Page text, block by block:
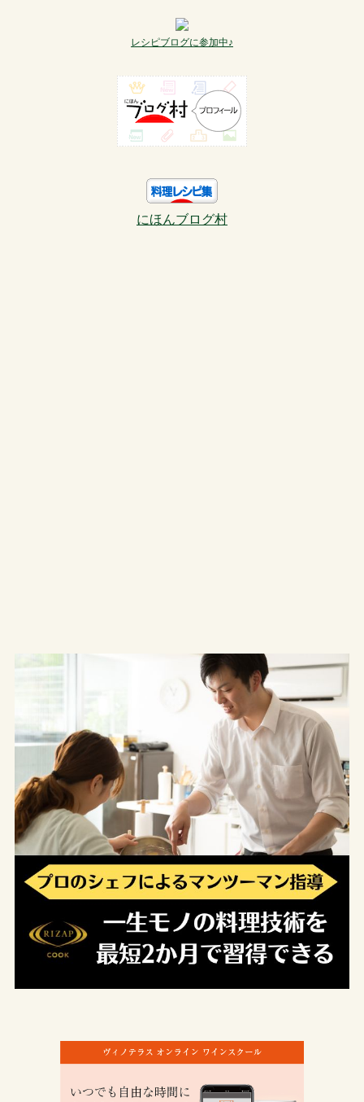
レシピブログに参加中♪
にほんブログ村